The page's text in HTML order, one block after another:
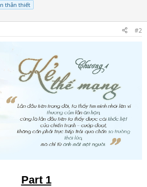
thân thiết
#2
Part 1